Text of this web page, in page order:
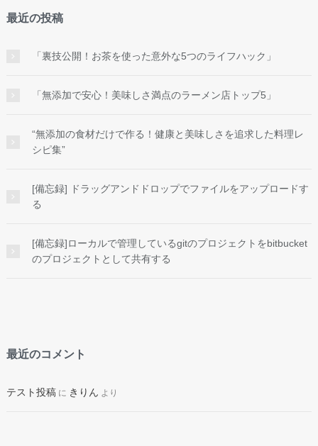
最近の投稿
「裏技公開！お茶を使った意外な5つのライフハック」
「無添加で安心！美味しさ満点のラーメン店トップ5」
“無添加の食材だけで作る！健康と美味しさを追求した料理レ
シピ集”
[備忘録] ドラッグアンドドロップでファイルをアップロードす
る
[備忘録]ローカルで管理しているgitのプロジェクトをbitbucket
のプロジェクトとして共有する
最近のコメント
テスト投稿 に きりん より